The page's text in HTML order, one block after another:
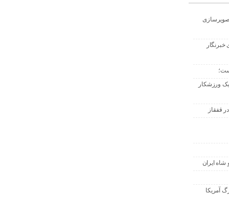
یک ورزشکار
قفقاز
ایران
آمریکا